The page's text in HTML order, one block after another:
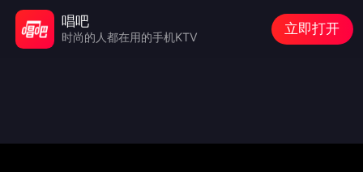
唱吧
时尚的人都在用的手机KTV
立即打开